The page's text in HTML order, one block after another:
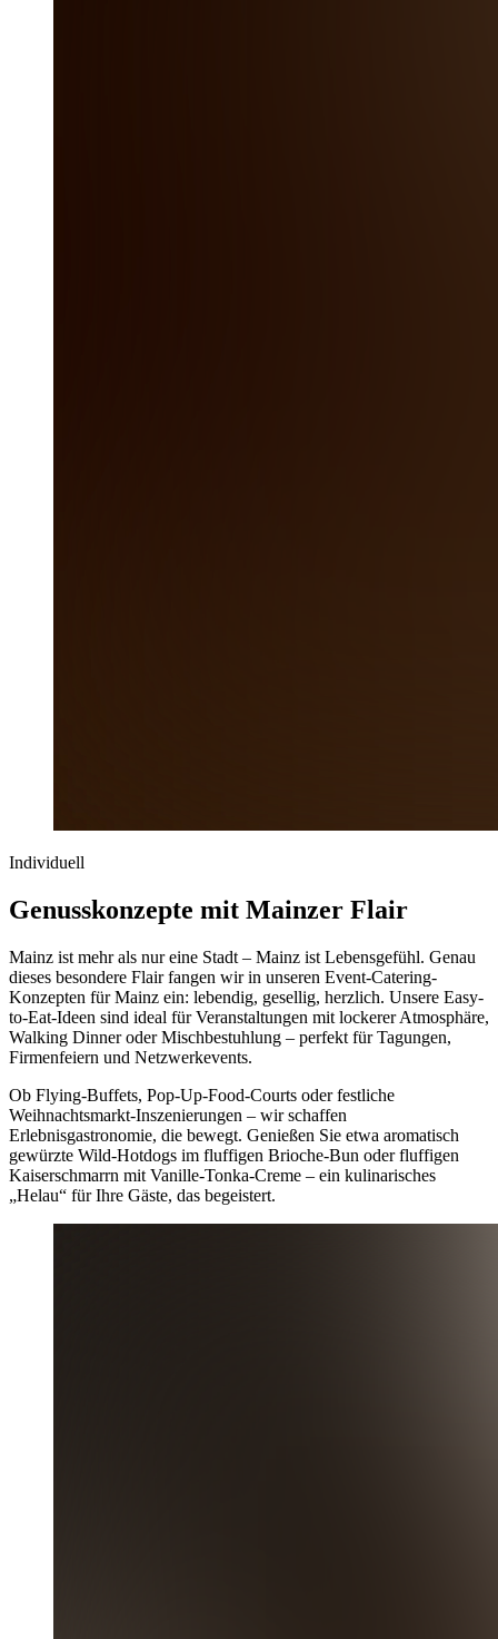
Individuell
Genusskonzepte mit Mainzer Flair
Mainz ist mehr als nur eine Stadt – Mainz ist Lebensgefühl. Genau
dieses besondere Flair fangen wir in unseren Event-Catering-
Konzepten für Mainz ein: lebendig, gesellig, herzlich. Unsere Easy-
to-Eat-Ideen sind ideal für Veranstaltungen mit lockerer Atmosphäre,
Walking Dinner oder Mischbestuhlung – perfekt für Tagungen,
Firmenfeiern und Netzwerkevents.
Ob Flying-Buffets, Pop-Up-Food-Courts oder festliche
Weihnachtsmarkt-Inszenierungen – wir schaffen
Erlebnisgastronomie, die bewegt. Genießen Sie etwa aromatisch
gewürzte Wild-Hotdogs im fluffigen Brioche-Bun oder fluffigen
Kaiserschmarrn mit Vanille-Tonka-Creme – ein kulinarisches
„Helau“ für Ihre Gäste, das begeistert.